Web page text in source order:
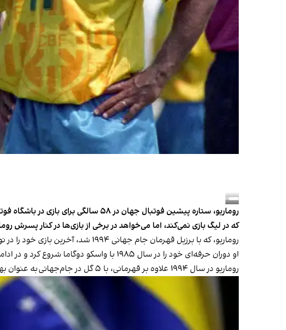
روماریو، ستاره پیشین فوتبال جهان
که در لیگ بازی نمی‌کند، اما می‌خواهد در برخی از بازی‌ها در کنار پسرش
روماریو، که با برزیل قهرمان جام جهانی ۱۹۹۴ شد، آخرین بازی خود را در نوامبر ۲۰۰۹ برای باشگاه فوتبال آمریکا انجام داد.
او دوران حرفه‌ای خود را در سال ۱۹۸۵ با واسکو دوگاما شروع کرد و در ادامه ستاره پی‌اس‌وی آیندهوون هلند و بارسلونا در اسپانیا شد.
روماریو در سال ۱۹۹۴ علاوه بر قهرمانی، با ۵ گل در جام‌جهانی به عنوان بهترین بازیکن سال فیفا انتخاب شد.